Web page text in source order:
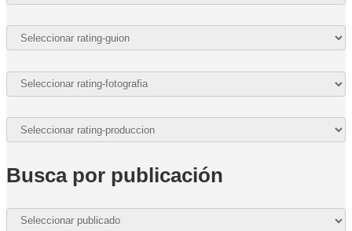
Busca por publicación